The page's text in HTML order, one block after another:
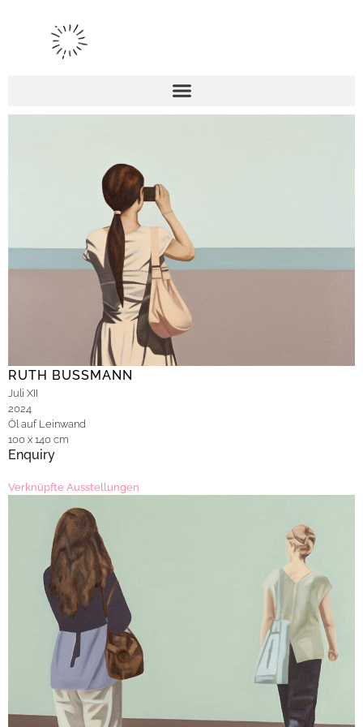
RUTH BUSSMANN
Juli XII
2024
Öl auf Leinwand
100 x 140 cm
Enquiry
Verknüpfte Ausstellungen